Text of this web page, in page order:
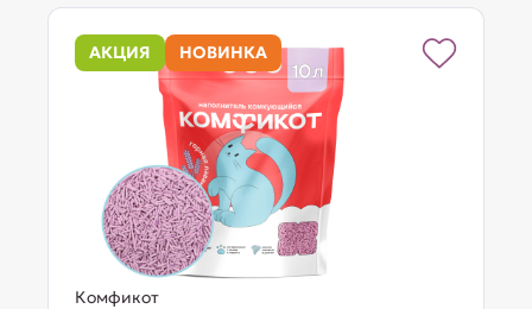
АКЦИЯ НОВИНКА
Комфикот